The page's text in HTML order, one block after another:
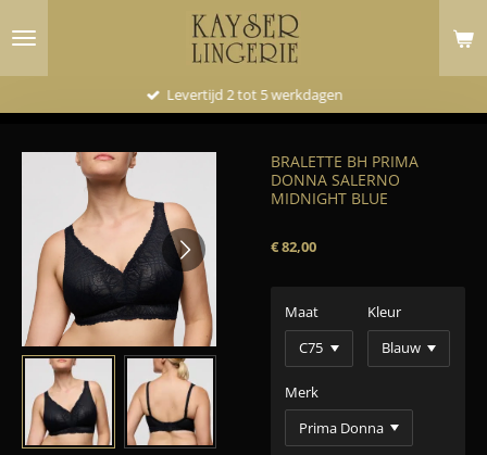
direct
Levertijd 2 tot 5 werkdagen
BRALETTE BH PRIMA
DONNA SALERNO
MIDNIGHT BLUE
€ 82,00
Maat Kleur
Merk